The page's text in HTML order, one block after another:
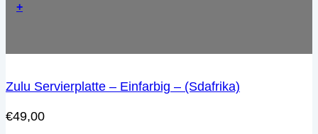
+
Zulu Servierplatte – Einfarbig – (Sdafrika)
€49,00